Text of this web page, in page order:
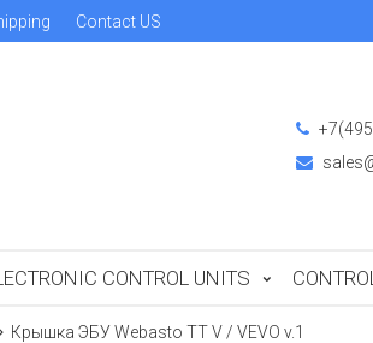
Contact US
CONTROL UNITS
Крышка ЭБУ Webasto TT V / VEVO v.1